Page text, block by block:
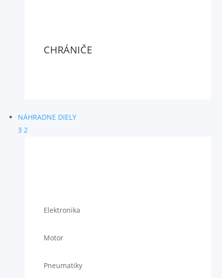
CHRÁNIČE
NÁHRADNE DIELY
3 2
Elektronika
Motor
Pneumatiky